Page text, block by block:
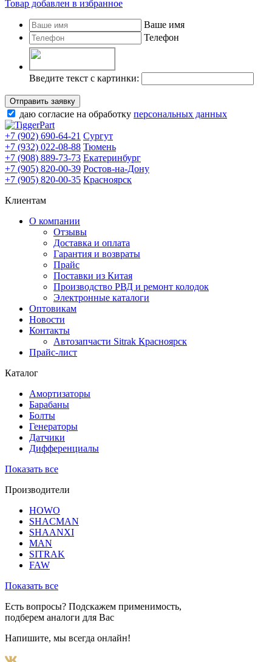
Товар добавлен в избранное
Ваше имя
Телефон
Введите текст с картинки:
Отправить заявку
даю согласие на обработку персональных данных
+7 (902) 690-64-21 Сургут
+7 (932) 022-08-88 Тюмень
+7 (908) 889-73-73 Екатеринбург
+7 (905) 820-00-39 Ростов-на-Дону
+7 (905) 820-00-35 Красноярск
Клиентам
О компании
Отзывы
Доставка и оплата
Гарантия и возвраты
Прайс
Поставки из Китая
Производство РВД и ремонт колодок
Электронные каталоги
Оптовикам
Новости
Контакты
Автозапчасти Sitrak Красноярск
Прайс-лист
Каталог
Амортизаторы
Барабаны
Болты
Генераторы
Датчики
Дифференциалы
Показать все
Производители
HOWO
SHACMAN
SHAANXI
MAN
SITRAK
FAW
Показать все
Есть вопросы? Подскажем применимость,
подберем аналоги для Вас
Напишите, мы всегда онлайн!